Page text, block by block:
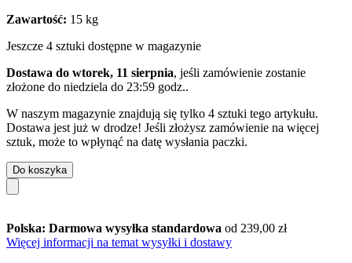
Zawartość: 15 kg
Jeszcze 4 sztuki dostępne w magazynie
Dostawa do wtorek, 11 sierpnia, jeśli zamówienie zostanie
złożone do niedziela do 23:59 godz..
W naszym magazynie znajdują się tylko 4 sztuki tego artykułu.
Dostawa jest już w drodze! Jeśli złożysz zamówienie na więcej
sztuk, może to wpłynąć na datę wysłania paczki.
Do koszyka
Polska: Darmowa wysyłka standardowa od 239,00 zł
Więcej informacji na temat wysyłki i dostawy